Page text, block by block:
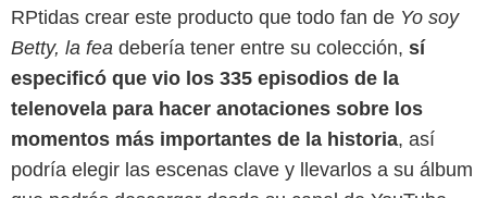
RPtidas crear este producto que todo fan de Yo soy
Betty, la fea debería tener entre su colección, sí
especificó que vio los 335 episodios de la
telenovela para hacer anotaciones sobre los
momentos más importantes de la historia, así
podría elegir las escenas clave y llevarlos a su álbum